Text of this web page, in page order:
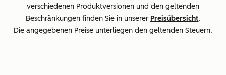
verschiedenen Produktversionen und den geltenden
Beschränkungen finden Sie in unserer Preisübersicht.
Die angegebenen Preise unterliegen den geltenden Steuern.